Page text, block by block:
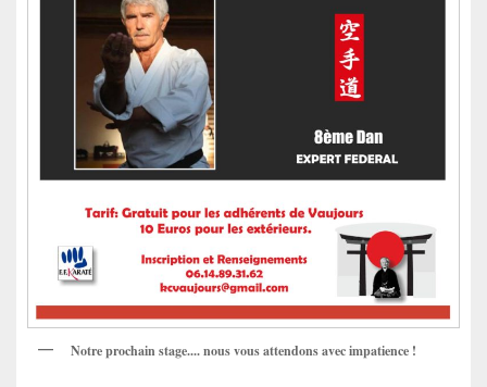
Notre prochain stage.... nous vous attendons avec impatience !